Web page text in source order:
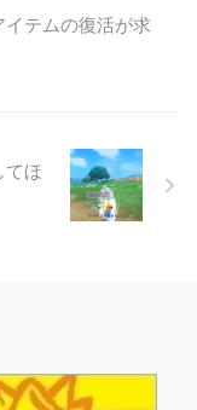
テムの復活が求
ほ